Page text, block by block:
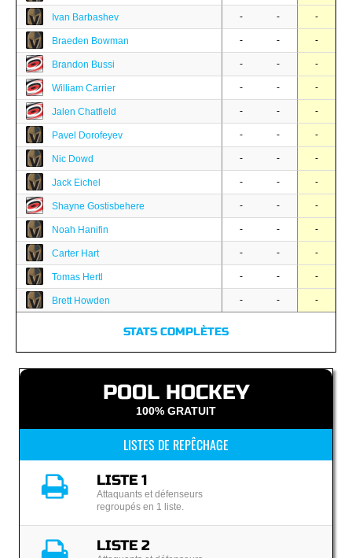
Ivan Barbashev - - -
Braeden Bowman - - -
Brandon Bussi - - -
William Carrier - - -
Jalen Chatfield - - -
Pavel Dorofeyev - - -
Nic Dowd - - -
Jack Eichel - - -
Shayne Gostisbehere - - -
Noah Hanifin - - -
Carter Hart - - -
Tomas Hertl - - -
Brett Howden - - -
STATS COMPLÈTES
POOL HOCKEY
100% GRATUIT
LISTES DE REPÊCHAGE
LISTE 1
Attaquants et défenseurs
regroupés en 1 liste.
LISTE 2